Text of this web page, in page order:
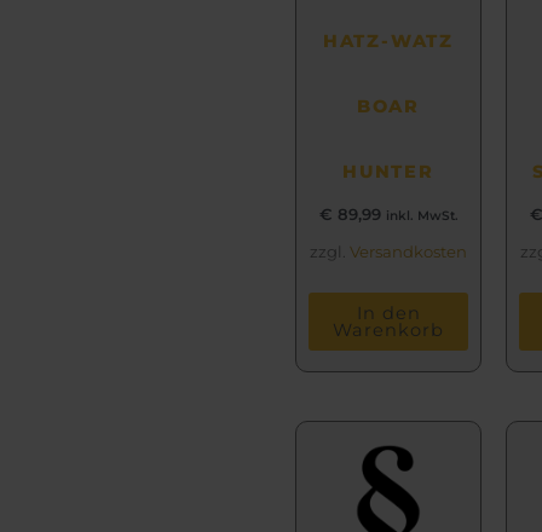
HATZ-WATZ
BOAR
HUNTER
€ 89,99 inkl. MwSt.
zzgl. Versandkosten
In den
Warenkorb
€